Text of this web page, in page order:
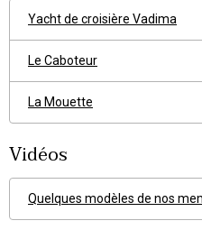
Yacht de croisière Vadima
Le Caboteur
La Mouette
Vidéos
Quelques modèles de nos